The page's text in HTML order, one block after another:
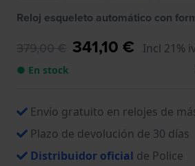
Reloj esqueleto automático con
379,00 € 341,10 € Incl 21%
● En stock
Envío gratuito en relojes de
Plazo de devolución de 30 días
Distribuidor oficial de Police